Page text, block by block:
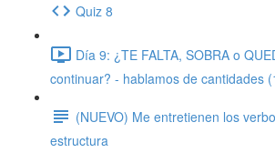
Quiz 8
Día 9: ¿TE FALTA, SOBRA o
continuar? - hablamos de cantidades
(NUEVO) Me entretienen los
estructura